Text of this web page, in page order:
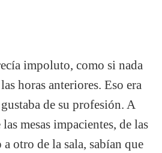
impoluto, como si nada
horas anteriores. Eso era
de su profesión. A
mesas impacientes, de las
a otro de la sala, sabían que